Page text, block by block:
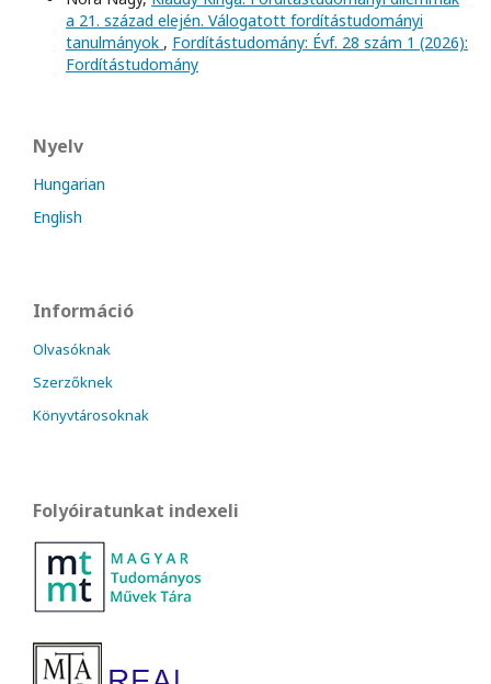
a 21. század elején. Válogatott fordítástudományi
tanulmányok , Fordítástudomány: Évf. 28 szám 1 (2026):
Fordítástudomány
Nyelv
Hungarian
English
Információ
Olvasóknak
Szerzőknek
Könyvtárosoknak
Folyóiratunkat indexeli